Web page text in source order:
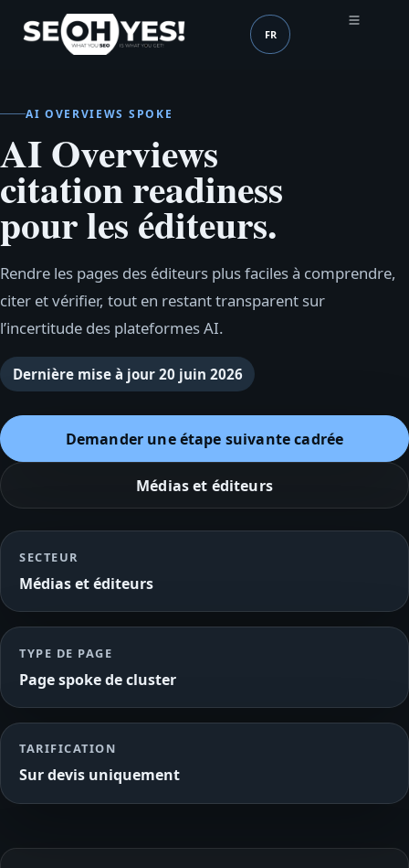
SEOH Langue (mobile
FR
AI OVERVIEWS SPOKE
AI Overviews
citation readiness
pour les éditeurs.
Rendre les pages des éditeurs plus faciles à comprendre,
citer et vérifier, tout en restant transparent sur
l’incertitude des plateformes AI.
Dernière mise à jour 20 juin 2026
Demander une étape suivante cadrée
Médias et éditeurs
SECTEUR
Médias et éditeurs
TYPE DE PAGE
Page spoke de cluster
TARIFICATION
Sur devis uniquement